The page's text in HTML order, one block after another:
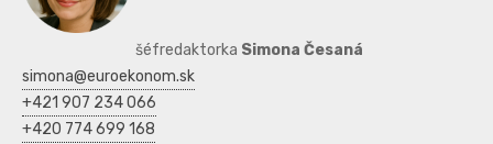
šéfredaktorka Simona Česaná
simona@euroekonom.sk
+421 907 234 066
+420 774 699 168